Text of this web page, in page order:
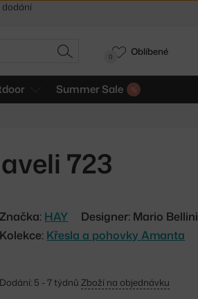
HLEDAT
Summer Sale
0 Oblíbené
723
Značka: HAY
Designer: Mario Bellini
Kolekce: Křesla a pohovky Amanta
Dodání: 5 - 7 týdnůZboží na objednávku